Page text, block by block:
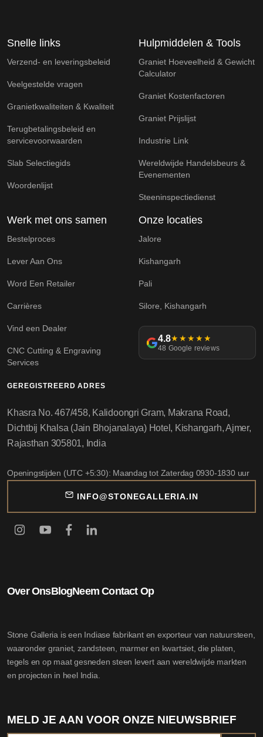
Snelle links
Verzend- en leveringsbeleid
Veelgestelde vragen
Granietkwaliteiten & Kwaliteit
Terugbetalingsbeleid en
servicevoorwaarden
Slab Selectiegids
Woordenlijst
Hulpmiddelen & Tools
Graniet Hoeveelheid & Gewicht
Calculator
Graniet Kostenfactoren
Graniet Prijslijst
Industrie Link
Wereldwijde Handelsbeurs &
Evenementen
Steeninspectiedienst
Werk met ons samen
Bestelproces
Lever Aan Ons
Word Een Retailer
Carrières
Vind een Dealer
CNC Cutting & Engraving
Services
Onze locaties
Jalore
Kishangarh
Pali
Silore, Kishangarh
4.8★★★★★
48 Google reviews
Over OnsBlogNeem Contact Op
Stone Galleria is een Indiase fabrikant en exporteur van natuursteen,
waaronder graniet, zandsteen, marmer en kwartsiet, die platen,
tegels en op maat gesneden steen levert aan wereldwijde markten
en projecten in heel India.
MELD JE AAN VOOR ONZE NIEUWSBRIEF
GEREGISTREERD ADRES
Khasra No. 467/458, Kalidoongri Gram, Makrana Road,
Dichtbij Khalsa (Jain Bhojanalaya) Hotel, Kishangarh, Ajmer,
Rajasthan 305801, India
Openingstijden (UTC +5:30): Maandag tot Zaterdag 0930-1830 uur
INFO@STONEGALLERIA.IN